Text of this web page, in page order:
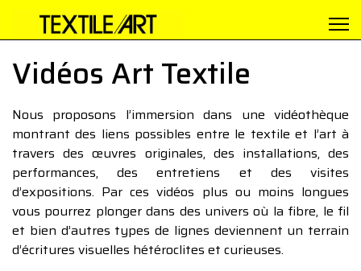
Vidéos Art Textile
Nous proposons l’immersion dans une vidéothèque
montrant des liens possibles entre le textile et l’art à
travers des œuvres originales, des installations, des
performances, des entretiens et des visites
d’expositions. Par ces vidéos plus ou moins longues
vous pourrez plonger dans des univers où la fibre, le fil
et bien d’autres types de lignes deviennent un terrain
d’écritures visuelles hétéroclites et curieuses.